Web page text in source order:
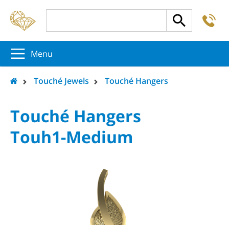
Menu
Touché Jewels Touché Hangers
Touché Hangers
Touh1-Medium